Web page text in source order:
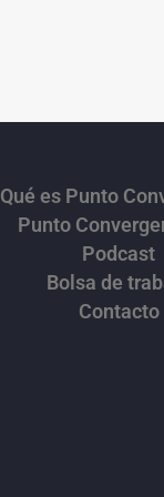
Qué es Punto
Punto
Podcast
Bolsa de
Contacto